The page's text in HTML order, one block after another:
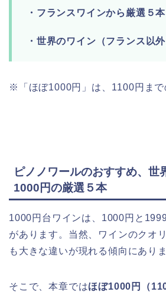
・フランスワインから厳選５本
・世界のワイン（フランス以
※「ほぼ1000円」は、1100円まで
ピノノワールのおすすめ、
1000円の厳選５本
1000円台ワインは、1000円と
があります。当然、ワインのクオ
も大きな違いが現れる傾向にありま
そこで、本章ではほぼ1000円（